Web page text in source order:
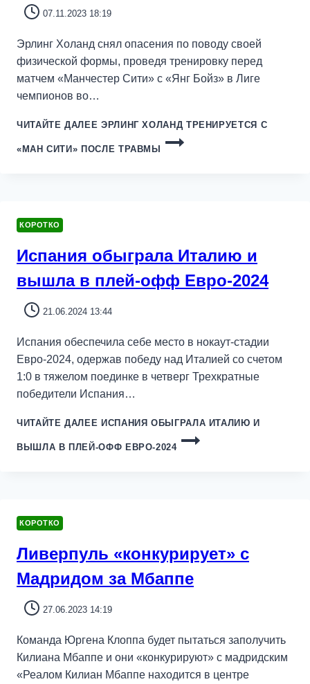
07.11.2023 18:19
Эрлинг Холанд снял опасения по поводу своей
физической формы, проведя тренировку перед
матчем «Манчестер Сити» с «Янг Бойз» в Лиге
чемпионов во…
ЧИТАЙТЕ ДАЛЕЕ ЭРЛИНГ ХОЛАНД ТРЕНИРУЕТСЯ С
«МАН СИТИ» ПОСЛЕ ТРАВМЫ
КОРОТКО
Испания обыграла Италию и
вышла в плей-офф Евро-2024
21.06.2024 13:44
Испания обеспечила себе место в нокаут-стадии
Евро-2024, одержав победу над Италией со счетом
1:0 в тяжелом поединке в четверг Трехкратные
победители Испания…
ЧИТАЙТЕ ДАЛЕЕ ИСПАНИЯ ОБЫГРАЛА ИТАЛИЮ И
ВЫШЛА В ПЛЕЙ-ОФФ ЕВРО-2024
КОРОТКО
Ливерпуль «конкурирует» с
Мадридом за Мбаппе
27.06.2023 14:19
Команда Юргена Клоппа будет пытаться заполучить
Килиана Мбаппе и они «конкурируют» с мадридским
«Реалом Килиан Мбаппе находится в центре